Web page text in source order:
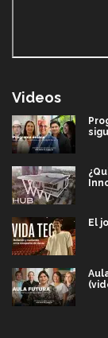
Videos
El